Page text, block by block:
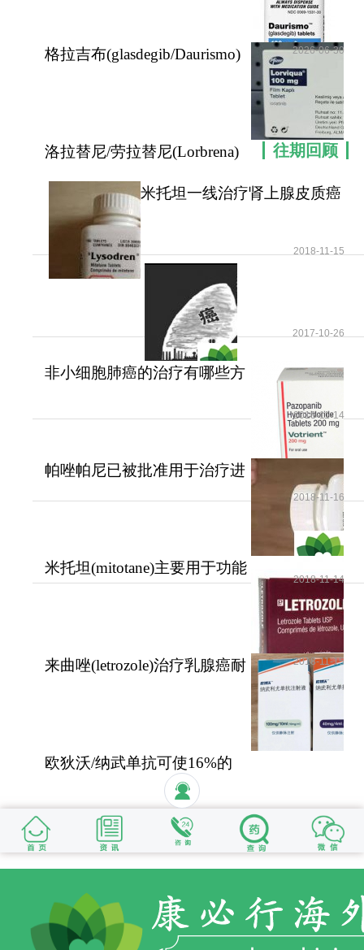
格拉吉布(glasdegib/Daurismo)
洛拉替尼/劳拉替尼(Lorbrena)
2026-06-30
往期回顾
米托坦一线治疗肾上腺皮质癌
2018-11-15
非小细胞肺癌的治疗有哪些方
2017-10-26
帕唑帕尼已被批准用于治疗进
2018-11-14
米托坦(mitotane)主要用于功能
性和无功能性肾上腺
2018-11-16
来曲唑(letrozole)治疗乳腺癌耐
2018-11-14
欧狄沃/纳武单抗可使16%的
晚期肺癌患者活过5年
2018-11-15